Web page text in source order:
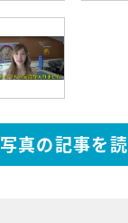
写真の記事を